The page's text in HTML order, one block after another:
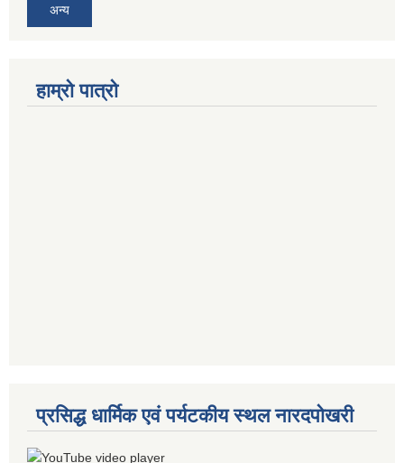
अन्य
हाम्रो पात्रो
प्रसिद्ध धार्मिक एवं पर्यटकीय स्थल नारदपोखरी